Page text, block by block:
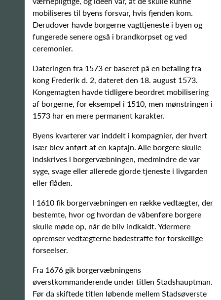
mobiliseres til byens forsvar, hvis fjenden kom.
Derudover havde borgerne vagttjeneste i byen og
fungerede senere også i brandkorpset og ved
ceremonier.
Dateringen fra 1573 er baseret på en befaling fra
kong Frederik d. 2, dateret den 18. august 1573.
Kongemagten havde tidligere beordret mobilisering
af borgerne, for eksempel i 1510, men mønstringen i
1573 har en mere permanent karakter.
Byens kvarterer var inddelt i kompagnier, der hvert
især blev anført af en kaptajn. Alle borgere skulle
indskrives i borgervæbningen, medmindre de var
syge, svage eller allerede gjorde tjeneste i livgarden
eller flåden.
I 1610 fik borgervæbningen en række vedtægter, der
bestemte, hvor og hvordan de våbenføre borgere
skulle møde op, når de bliv indkaldt. Ydermere
opremser vedtægterne bødestraffe for forskellige
forseelser.
Fra 1676 gik borgervæbningens
øverstkommanderende under titlen Stadshauptman.
Før da skiftede titlen løbende mellem Stadsøverste